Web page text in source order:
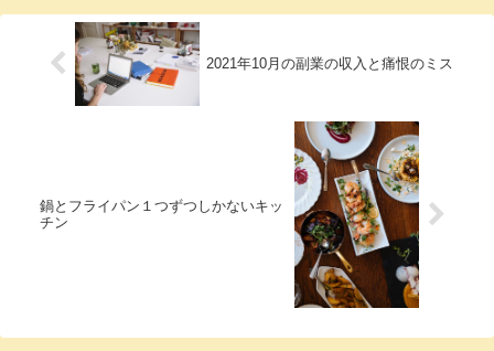
2021年10月の副業の収入と痛恨のミス
鍋とフライパン１つずつしかないキッ
チン